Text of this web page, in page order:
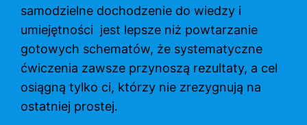
samodzielne dochodzenie do wiedzy i
umiejętności jest lepsze niż powtarzanie
gotowych schematów, że systematyczne
ćwiczenia zawsze przynoszą rezultaty, a cel
osiągną tylko ci, którzy nie zrezygnują na
ostatniej prostej.